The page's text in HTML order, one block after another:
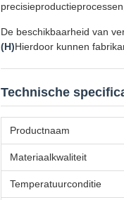
De beschikbaarheid van
(H)Hierdoor kunnen
Technische
Productnaam
Materiaalkwaliteit
Temperatuurconditie